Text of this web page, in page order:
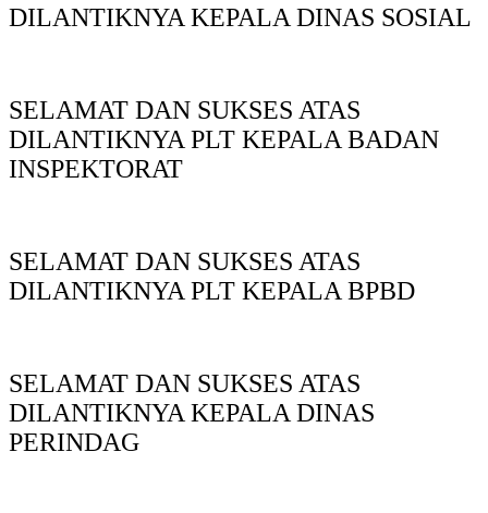
DILANTIKNYA KEPALA DINAS SOSIAL
SELAMAT DAN SUKSES ATAS
DILANTIKNYA PLT KEPALA BADAN
INSPEKTORAT
SELAMAT DAN SUKSES ATAS
DILANTIKNYA PLT KEPALA BPBD
SELAMAT DAN SUKSES ATAS
DILANTIKNYA KEPALA DINAS
PERINDAG